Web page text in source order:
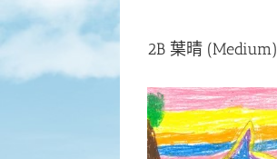
2B 葉晴 (Medium)